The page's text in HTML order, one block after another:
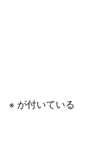
※ が付いている